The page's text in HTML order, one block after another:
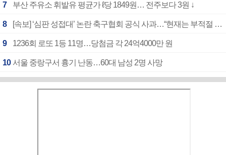
7 부산 주유소 휘발유 평균가 ℓ당 1849원… 전주보다 3원 ↓
8 [속보] ‘심판 성접대’ 논란 축구협회 공식 사과…“현재는 부적절 행위 없어”
9 1236회 로또 1등 11명…당첨금 각 24억4000만 원
10 서울 중랑구서 흉기 난동…60대 남성 2명 사망